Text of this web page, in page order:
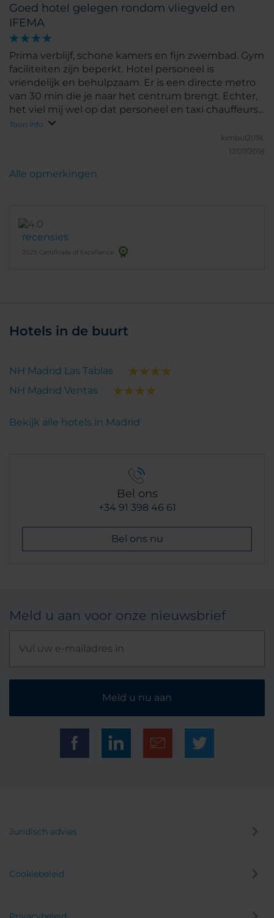
weinig tijd om hiervan gebruik te maken.
Goed hotel gelegen rondom vliegveld en
IFEMA
Prima verblijf, schone kamers en fijn zwembad. Gym
faciliteiten zijn beperkt. Hotel personeel is
vriendelijk en behulpzaam. Er is een directe metro
van 30 min die je naar het centrum brengt. Echter,
het viel mij wel op dat personeel en taxi chauffeurs
maar matig Engels spreken/begrijpen.
Toon info
kimbul2018.
17/07/2018
recensies
2025 Certificate of Excellence
Alle opmerkingen
Hotels in de buurt
NH Madrid Las Tablas
NH Madrid Ventas
Bekijk alle hotels in Madrid
Bel ons
+34 91 398 46 61
Bel ons nu
Meld u aan voor onze nieuwsbrief
Meld u nu aan
Juridisch advies
Cookiebeleid